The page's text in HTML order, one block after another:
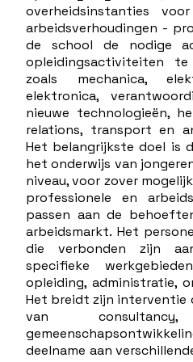
overheidsinstanties
arbeidsverhoudingen -
de school de nodige
opleidingsactiviteiten
zoals mechanica,
elektronica,
nieuwe technologieën,
relations, transport en
Het belangrijkste doel is
het onderwijs van
niveau, voor zover
professionele en
passen aan de
arbeidsmarkt. Het
die verbonden zijn
specifieke
opleiding, administratie,
Het breidt zijn interventie
van
deelname aan